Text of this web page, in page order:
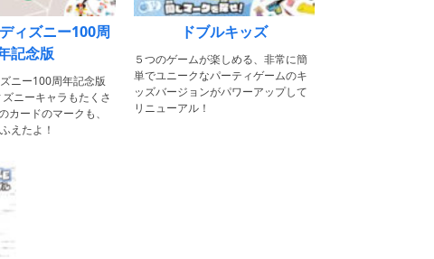
ィズニー100周
記念版
ニー100周年記念版
ニーキャラもたくさ
カードのマークも、
えたよ！
ドブルキッズ
５つのゲームが楽しめる、非常に簡
単でユニークなパーティゲームのキ
ッズバージョンがパワーアップして
リニューアル！